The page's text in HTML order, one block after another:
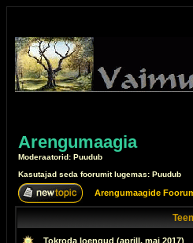
Arengumaagia
Moderaatorid: Puudub
Kasutajad seda foorumit lugemas: Puudub
Arengumaagide
Tokroda loengud (aprill, mai 2017)